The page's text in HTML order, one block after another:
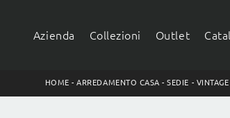
Azienda Collezioni Outlet
HOME -ARREDAMENTO CASA -SEDIE - VINTAGE